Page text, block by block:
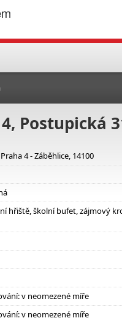
Postupická
4 - Záběhlice, 14100
hřiště, školní bufet, zájmový
v neomezené míře
v neomezené míře